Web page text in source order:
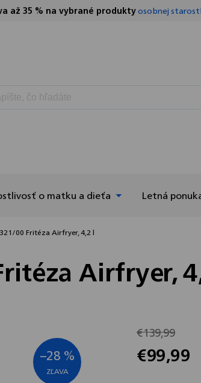
až 35 % na vybrané produktyosobnej
o matku a dieťa Letná
00 Fritéza Airfryer, 4,2 l
Airfryer,
–28 %
€139,99
€99,99